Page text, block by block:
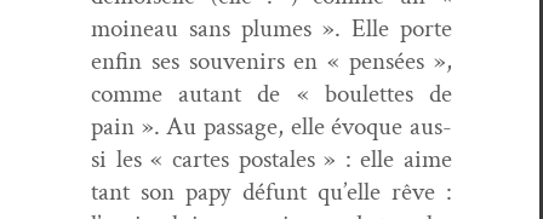
moineau sans plumes ». Elle porte
enfin ses sou­venirs en « pen­sées »,
comme autant de « boulettes de
pain ». Au pas­sage, elle évoque aus­
si les « cartes postales » : elle aime
tant son papy défunt qu’elle rêve :